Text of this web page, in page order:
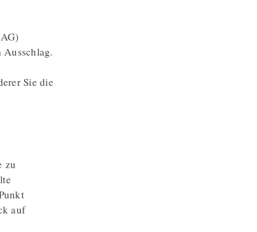
Ausschlag.
Sie die
zu
auf